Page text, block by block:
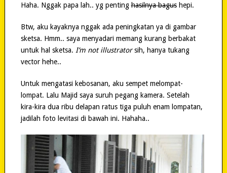
Haha. Nggak papa lah.. yg pentinghasilnya bagushepi.
Btw, aku kayaknya nggak ada peningkatan ya di gambar
sketsa. Hmm.. saya menyadari memang kurang berbakat
untuk hal sketsa. I’m not illustratorsih, hanya tukang
vector hehe..
Untuk mengatasi kebosanan, aku sempet melompat-
lompat. Lalu Majid saya suruh pegang kamera. Setelah
kira-kira dua ribu delapan ratus tiga puluh enam lompatan,
jadilah foto levitasi di bawah ini. Hahaha..